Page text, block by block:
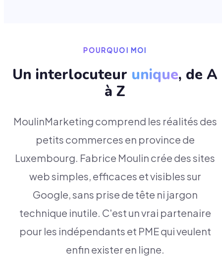
POURQUOI MOI
Un interlocuteur unique, de A
à Z
MoulinMarketing comprend les réalités des
petits commerces en province de
Luxembourg. Fabrice Moulin crée des sites
web simples, efficaces et visibles sur
Google, sans prise de tête ni jargon
technique inutile. C'est un vrai partenaire
pour les indépendants et PME qui veulent
enfin exister en ligne.